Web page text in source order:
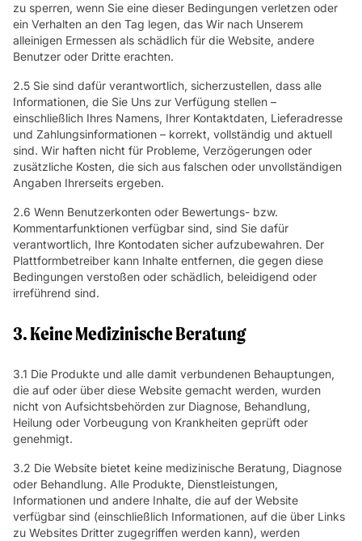
zu sperren, wenn Sie eine dieser Bedingungen verletzen oder
ein Verhalten an den Tag legen, das Wir nach Unserem
alleinigen Ermessen als schädlich für die Website, andere
Benutzer oder Dritte erachten.
2.5 Sie sind dafür verantwortlich, sicherzustellen, dass alle
Informationen, die Sie Uns zur Verfügung stellen –
einschließlich Ihres Namens, Ihrer Kontaktdaten, Lieferadresse
und Zahlungsinformationen – korrekt, vollständig und aktuell
sind. Wir haften nicht für Probleme, Verzögerungen oder
zusätzliche Kosten, die sich aus falschen oder unvollständigen
Angaben Ihrerseits ergeben.
2.6 Wenn Benutzerkonten oder Bewertungs- bzw.
Kommentarfunktionen verfügbar sind, sind Sie dafür
verantwortlich, Ihre Kontodaten sicher aufzubewahren. Der
Plattformbetreiber kann Inhalte entfernen, die gegen diese
Bedingungen verstoßen oder schädlich, beleidigend oder
irreführend sind.
3. Keine Medizinische Beratung
3.1 Die Produkte und alle damit verbundenen Behauptungen,
die auf oder über diese Website gemacht werden, wurden
nicht von Aufsichtsbehörden zur Diagnose, Behandlung,
Heilung oder Vorbeugung von Krankheiten geprüft oder
genehmigt.
3.2 Die Website bietet keine medizinische Beratung, Diagnose
oder Behandlung. Alle Produkte, Dienstleistungen,
Informationen und andere Inhalte, die auf der Website
verfügbar sind (einschließlich Informationen, auf die über Links
zu Websites Dritter zugegriffen werden kann), werden